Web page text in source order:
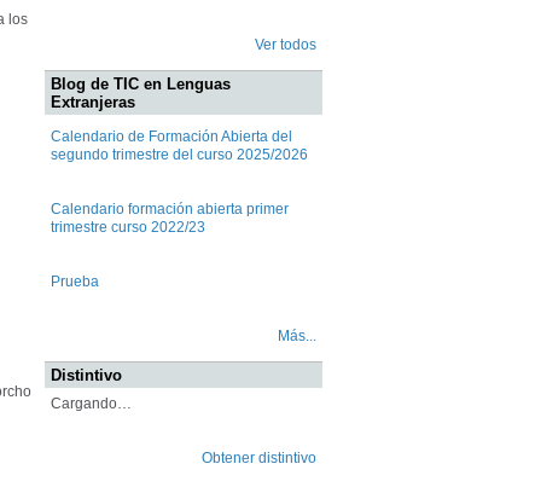
los
Ver todos
Blog de TIC en Lenguas
Extranjeras
Calendario de Formación Abierta del
segundo trimestre del curso 2025/2026
Calendario formación abierta primer
trimestre curso 2022/23
Prueba
Más...
Distintivo
Cargando…
Obtener distintivo